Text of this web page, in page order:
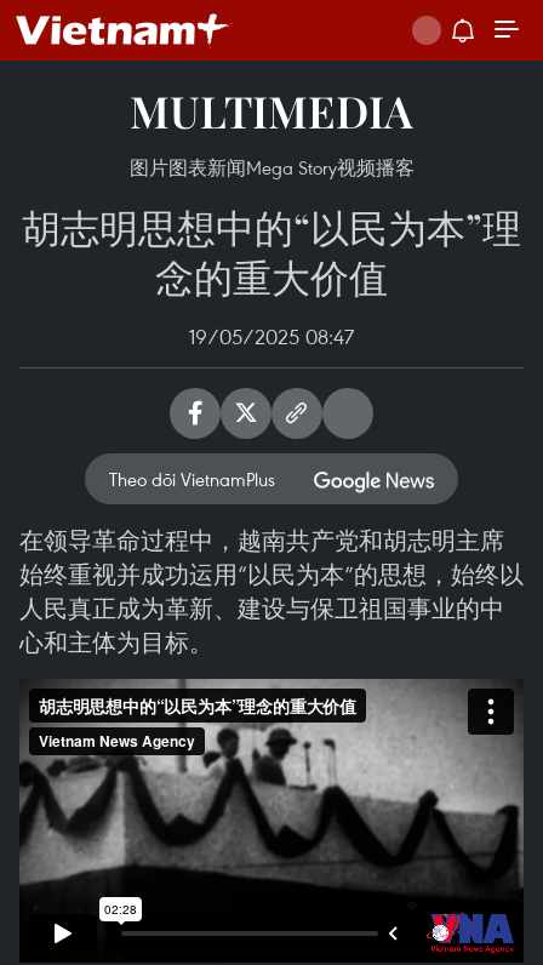
MULTIMEDIA
图片图表新闻Mega Story视频播客
胡志明思想中的“以民为本”理
念的重大价值
19/05/2025 08:47
Theo dõi VietnamPlus
在领导革命过程中，越南共产党和胡志明主席
始终重视并成功运用“以民为本”的思想，始终以
人民真正成为革新、建设与保卫祖国事业的中
心和主体为目标。